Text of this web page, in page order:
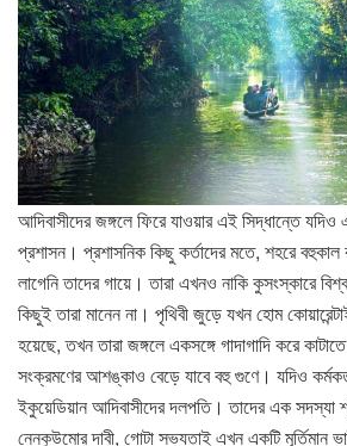
আদিবাসীদের জঙ্গলে ফিরে যাওয়ার এই সিদ্ধান্তে
প্রশাসন। প্রশাসনিক কিছু কর্তাদের মতে, শহরে
লাগেনি তাদের গায়ে। তারা এখনও নাকি কুসংস্কারে
কিছুই তারা মানেন না। পৃথিবী জুড়ে যখন হোম
হয়েছে, তখন তারা জঙ্গলে একসঙ্গে গাদাগাদি করে
সংক্রমণের আশঙ্কাও বেড়ে যাবে বহু গুণে। যদিও
ইকুয়েডিয়ান আদিবাসীদের দলপতি। তাদের এক সদস্যা
নেনকুউমোর দাবী, গোটা সভ্যতাই এখন একটি মূর্তিমান